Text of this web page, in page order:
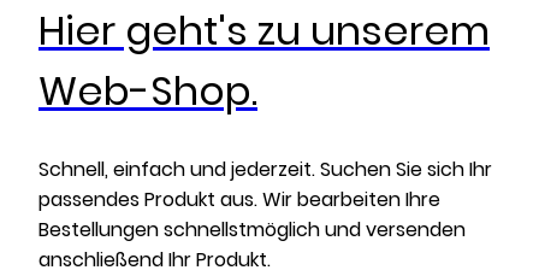
Hier geht's zu unserem
Web-Shop.
Schnell, einfach und jederzeit. Suchen Sie sich Ihr
passendes Produkt aus. Wir bearbeiten Ihre
Bestellungen schnellstmöglich und versenden
anschließend Ihr Produkt.